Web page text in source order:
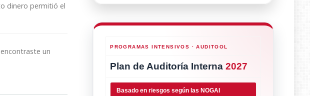
dinero permitió el
un
PROGRAMAS INTENSIVOS · AUDITOOL
Plan de Auditoría Interna2027
Basado en riesgos según las NOGAI